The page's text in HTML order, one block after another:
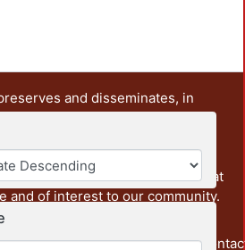
and disseminates, in
the teaching and research
It also includes some
graphic documents from the
from other institutions that
and of interest to our community.
User Send